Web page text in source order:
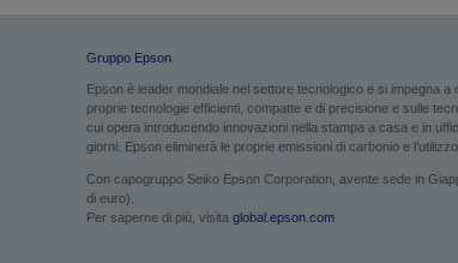
Gruppo Epson
Epson è leader mondiale nel settore tecnologico e si impegna
proprie tecnologie efficienti, compatte e di precisione e sulle
cui opera introducendo innovazioni nella stampa a casa e in
giorni. Epson eliminerà le proprie emissioni di carbonio e
Con capogruppo Seiko Epson Corporation, avente sede in
di euro).
Per saperne di più, visita global.epson.com